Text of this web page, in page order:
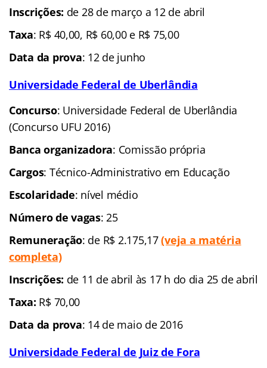
Inscrições: de 28 de março a 12 de abril
Taxa: R$ 40,00, R$ 60,00 e R$ 75,00
Data da prova: 12 de junho
Universidade Federal de Uberlândia
Concurso: Universidade Federal de Uberlândia
(Concurso UFU 2016)
Banca organizadora: Comissão própria
Cargos: Técnico-Administrativo em Educação
Escolaridade: nível médio
Número de vagas: 25
Remuneração: de R$ 2.175,17(veja a matéria
completa)
Inscrições: de 11 de abril às 17 h do dia 25 de abril
Taxa: R$ 70,00
Data da prova: 14 de maio de 2016
Universidade Federal de Juiz de Fora